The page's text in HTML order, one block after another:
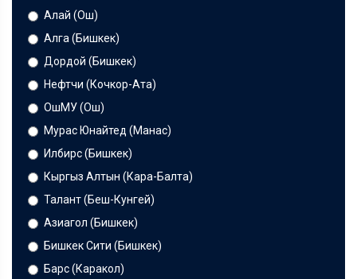
Алай (Ош)
Алга (Бишкек)
Дордой (Бишкек)
Нефтчи (Кочкор-Ата)
ОшМУ (Ош)
Мурас Юнайтед (Манас)
Илбирс (Бишкек)
Кыргыз Алтын (Кара-Балта)
Талант (Беш-Кунгей)
Азиагол (Бишкек)
Бишкек Сити (Бишкек)
Барс (Каракол)